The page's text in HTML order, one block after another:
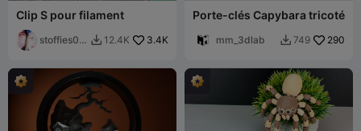
Clip S pour filament
stoffies00
 12.4K 3.4K
Porte-clés Capybara tricoté
mm_3dlab  749 290